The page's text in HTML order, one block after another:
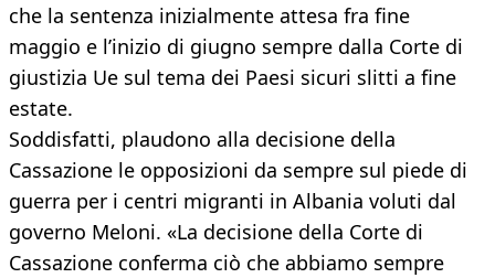
che la sentenza inizialmente attesa fra fine
maggio e l’inizio di giugno sempre dalla Corte di
giustizia Ue sul tema dei Paesi sicuri slitti a fine
estate.
Soddisfatti, plaudono alla decisione della
Cassazione le opposizioni da sempre sul piede di
guerra per i centri migranti in Albania voluti dal
governo Meloni. «La decisione della Corte di
Cassazione conferma ciò che abbiamo sempre